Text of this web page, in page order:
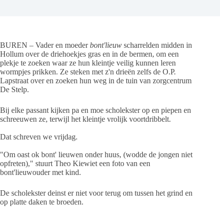
BUREN – Vader en moederbont'lieuw scharrelden midden in
Hollum over de driehoekjes gras en in de bermen, om een
plekje te zoeken waar ze hun kleintje veilig kunnen leren
wormpjes prikken. Ze steken met z'n drieën zelfs de O.P.
Lapstraat over en zoeken hun weg in de tuin van zorgcentrum
De Stelp.
Bij elke passant kijken pa en moe scholekster op en piepen en
schreeuwen ze, terwijl het kleintje vrolijk voortdribbelt.
Dat schreven we vrijdag.
"Om oast ok bont' lieuwen onder huus, (wodde de jongen niet
opfreten)," stuurt Theo Kiewiet een foto van een
bont'lieuwouder met kind.
De scholekster deinst er niet voor terug om tussen het grind en
op platte daken te broeden.